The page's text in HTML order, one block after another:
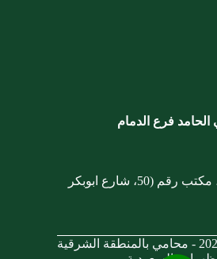
فرع الدمام
برج القحطاني، الدور الثاني، مكتب رقم (50، شارع ابوبكر
جميع الحقوق محفوظة © 2026 - محامي بالمنطقة الشرقية